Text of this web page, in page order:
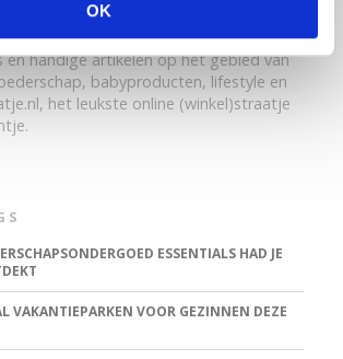
OK
uniek platform voor aanstaande en
online ontmoetingsplek vol
en handige artikelen op het gebied van
babyproducten, lifestyle en
het leukste online (winkel)straatje
ESSENTIALS HAD JE
VAKANTIEPARKEN VOOR GEZINNEN DEZE